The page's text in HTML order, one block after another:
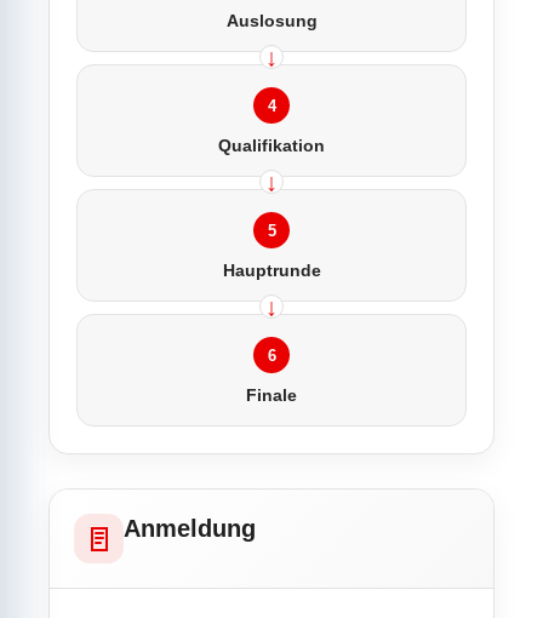
Auslosung
4
Qualifikation
5
Hauptrunde
6
Finale
Anmeldung